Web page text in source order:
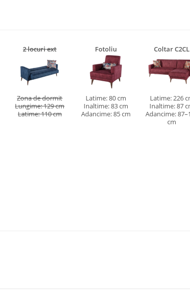
2 locuri ext
Zona de dormit
Lungime: 129 cm
Latime: 110 cm
Fotoliu
Latime: 80 cm
Inaltime: 83 cm
Adancime: 85 cm
Coltar C2CL
Latime: 226
Inaltime: 87
Adancime:
cm